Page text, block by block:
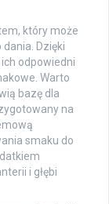
który może
Dzięki
odpowiedni
Warto
bazę dla
na
smaku do
i głębi